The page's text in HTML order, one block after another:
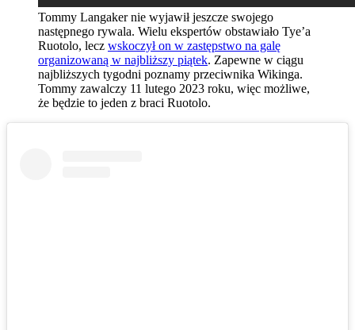
Tommy Langaker nie wyjawił jeszcze swojego
następnego rywala. Wielu ekspertów obstawiało Tye’a
Ruotolo, lecz wskoczył on w zastępstwo na galę
organizowaną w najbliższy piątek. Zapewne w ciągu
najbliższych tygodni poznamy przeciwnika Wikinga.
Tommy zawalczy 11 lutego 2023 roku, więc możliwe,
że będzie to jeden z braci Ruotolo.